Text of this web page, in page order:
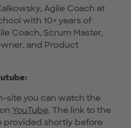
Agile Coach at
with 10+ years of
Coach, Scrum Master,
and Product
site you can watch the
YouTube. The link to the
provided shortly before